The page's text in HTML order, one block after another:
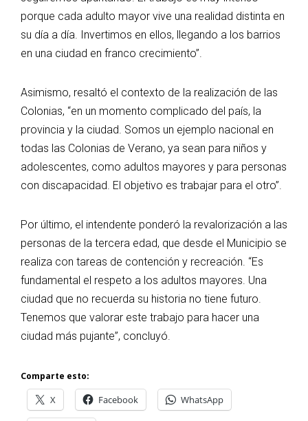
porque cada adulto mayor vive una realidad distinta en
su día a día. Invertimos en ellos, llegando a los barrios
en una ciudad en franco crecimiento”.
Asimismo, resaltó el contexto de la realización de las
Colonias, “en un momento complicado del país, la
provincia y la ciudad. Somos un ejemplo nacional en
todas las Colonias de Verano, ya sean para niños y
adolescentes, como adultos mayores y para personas
con discapacidad. El objetivo es trabajar para el otro”.
Por último, el intendente ponderó la revalorización a las
personas de la tercera edad, que desde el Municipio se
realiza con tareas de contención y recreación. “Es
fundamental el respeto a los adultos mayores. Una
ciudad que no recuerda su historia no tiene futuro.
Tenemos que valorar este trabajo para hacer una
ciudad más pujante”, concluyó.
Comparte esto:
X Facebook WhatsApp